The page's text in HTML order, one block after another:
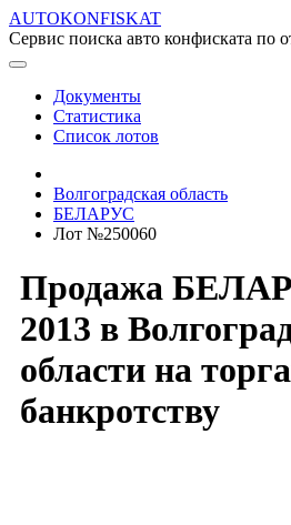
AUTOKONFISKAT
Сервис поиска авто конфиската по
Документы
Статистика
Список лотов
Волгоградская область
БЕЛАРУС
Лот №250060
Продажа
2013 в
области на
банкротству